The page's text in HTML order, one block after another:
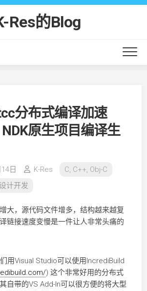
Res的Blog
分布式编译加速
原生项目编译生
日 K-Res
C, C++, Obj-C
计开发
大，源代码文件增多，结构越来越复
链接速度变慢是一件让人非常头痛的
用Visual Studio可以使用IncrediBuild
) 这个非常好用的分布式
自带的VS Add-In可以很方便的将大型